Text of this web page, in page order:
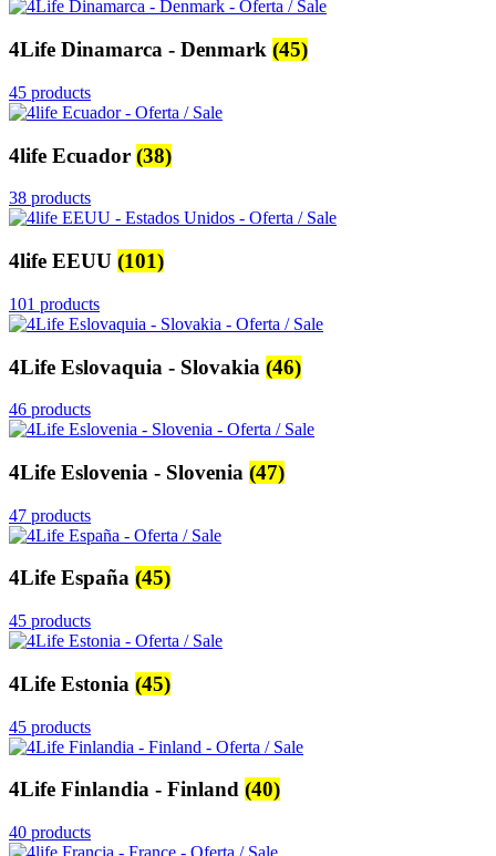
4Life Dinamarca - Denmark (45)
45 products
4life Ecuador (38)
38 products
4life EEUU (101)
101 products
4Life Eslovaquia - Slovakia (46)
46 products
4Life Eslovenia - Slovenia (47)
47 products
4Life España (45)
45 products
4Life Estonia (45)
45 products
4Life Finlandia - Finland (40)
40 products